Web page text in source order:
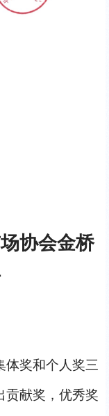
协会金桥
体奖和个人奖三
贡献奖，优秀奖